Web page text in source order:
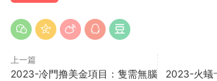
上一篇
2023-冷門撸美金項目：隻需無腦
2023-火蟻